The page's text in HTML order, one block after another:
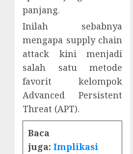
panjang.
Inilah sebabnya
mengapa supply chain
attack kini menjadi
salah satu metode
favorit kelompok
Advanced Persistent
Threat (APT).
Baca
juga: Implikasi